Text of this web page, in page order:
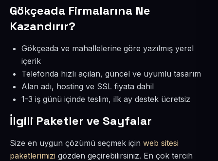
Gökçeada Firmalarına Ne
Kazandırır?
Gökçeada ve mahallelerine göre yazılmış yerel
içerik
Telefonda hızlı açılan, güncel ve uyumlu tasarım
Alan adı, hosting ve SSL fiyata dahil
1-3 iş günü içinde teslim, ilk ay destek ücretsiz
İlgili Paketler ve Sayfalar
Size en uygun çözümü seçmek için web sitesi
paketlerimizi gözden geçirebilirsiniz. En çok tercih